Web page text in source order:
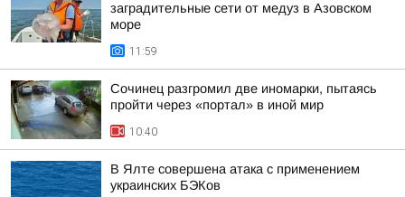
заградительные сети от медуз в Азовском
море
11:59
Сочинец разгромил две иномарки, пытаясь
пройти через «портал» в иной мир
10:40
В Ялте совершена атака с применением
украинских БЭКов